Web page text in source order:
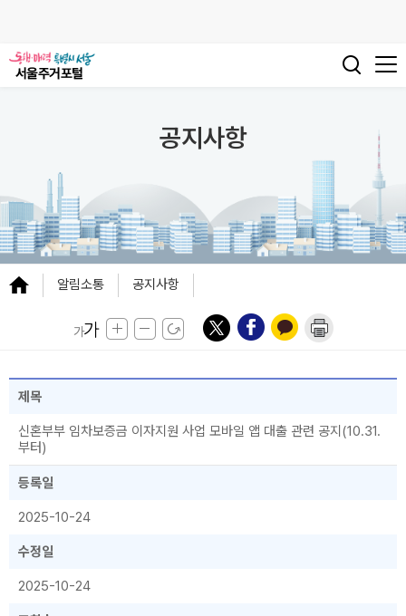
공지사항
알림소통 공지사항
제목
신혼부부 임차보증금 이자지원 사업 모바일 앱 대출 관련 공지(10.31.
부터)
등록일
2025-10-24
수정일
2025-10-24